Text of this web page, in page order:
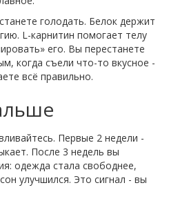
голодать. Белок держит
L-карнитин помогает телу
его. Вы перестанете
когда съели что-то вкусное -
всё правильно.
Первые 2 недели -
После 3 недель вы
одежда стала свободнее,
улучшился. Это сигнал - вы